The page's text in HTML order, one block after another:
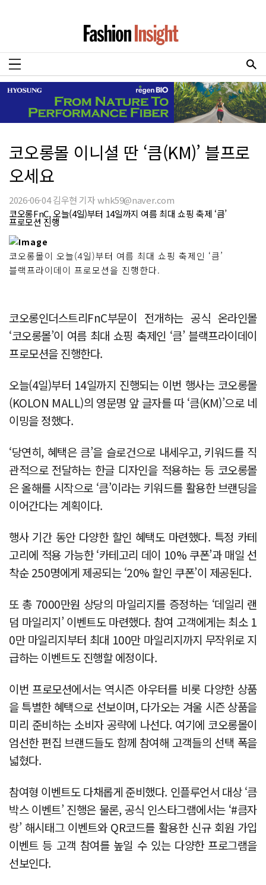
코오롱몰 이니셜 딴 ‘큼(KM)’ 블프로
오세요
2026-06-04 김우현 기자 whk59@naver.com
코오롱FnC, 오늘(4일)부터 14일까지 여름 최대 쇼핑 축제 ‘큼’
프로모션 진행
코오롱몰이 오늘(4일)부터 여름 최대 쇼핑 축제인 ‘큼’
블랙프라이데이 프로모션을 진행한다.
코오롱인더스트리FnC부문이 전개하는 공식 온라인몰
‘코오롱몰’이 여름 최대 쇼핑 축제인 ‘큼’ 블랙프라이데이
프로모션을 진행한다.
오늘(4일)부터 14일까지 진행되는 이번 행사는 코오롱몰
(KOLON MALL)의 영문명 앞 글자를 따 ‘큼(KM)’으로 네
이밍을 정했다.
‘당연히, 혜택은 큼’을 슬로건으로 내세우고, 키워드를 직
관적으로 전달하는 한글 디자인을 적용하는 등 코오롱몰
은 올해를 시작으로 ‘큼’이라는 키워드를 활용한 브랜딩을
이어간다는 계획이다.
행사 기간 동안 다양한 할인 혜택도 마련했다. 특정 카테
고리에 적용 가능한 ‘카테고리 데이 10% 쿠폰’과 매일 선
착순 250명에게 제공되는 ‘20% 할인 쿠폰’이 제공된다.
또 총 7000만원 상당의 마일리지를 증정하는 ‘데일리 랜
덤 마일리지’ 이벤트도 마련했다. 참여 고객에게는 최소 1
0만 마일리지부터 최대 100만 마일리지까지 무작위로 지
급하는 이벤트도 진행할 에정이다.
이번 프로모션에서는 역시즌 아우터를 비롯 다양한 상품
을 특별한 혜택으로 선보이며, 다가오는 겨울 시즌 상품을
미리 준비하는 소비자 공략에 나선다. 여기에 코오롱몰이
엄선한 편집 브랜드들도 함께 참여해 고객들의 선택 폭을
넓혔다.
참여형 이벤트도 다채롭게 준비했다. 인플루언서 대상 ‘큼
박스 이벤트’ 진행은 물론, 공식 인스타그램에서는 ‘#큼자
랑’ 해시태그 이벤트와 QR코드를 활용한 신규 회원 가입
이벤트 등 고객 참여를 높일 수 있는 다양한 프로그램을
선보인다.